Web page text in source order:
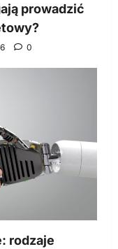
prowadzić
0
rodzaje